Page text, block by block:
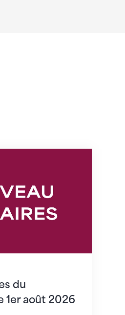
du
1er août 2026
secrétariat dès le 1er août